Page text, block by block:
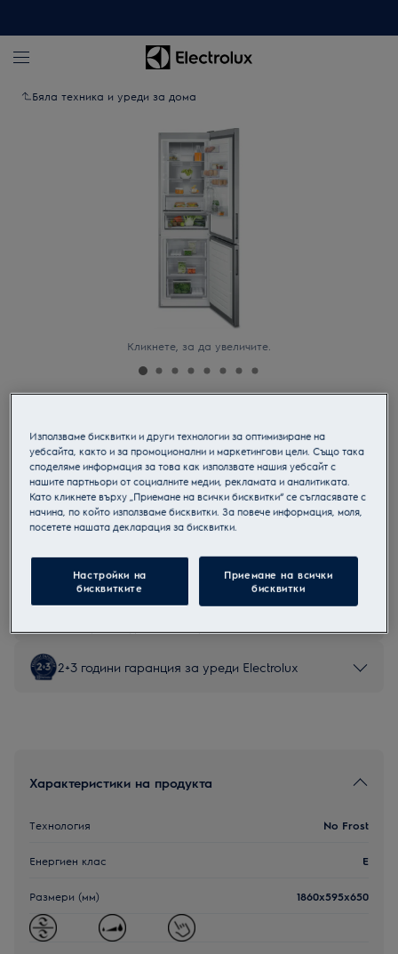
Бяла техника и уреди за дома
Кликнете, за да увеличите.
Комбиниран хладилник с фризер
Продуктов информационен лист
Инструкциите за безопасност и предупрежденията за
безопасност съгласно регламент на ЕС 2023/988 са
изброени в глава 1 и 2 на ръководството за потребителя.
2+3 години гаранция за уреди Electrolux
Характеристики на продукта
Технология No Frost
Енергиен клас E
Размери (мм) 1860x595x650
Използваме бисквитки и други технологии за оптимизиране на
уебсайта, както и за промоционални и маркетингови цели. Също така
споделяме информация за това как използвате нашия уебсайт с
нашите партньори от социалните медии, рекламата и аналитиката.
Като кликнете върху „Приемане на всички бисквитки“ се съгласявате с
начина, по който използваме бисквитки. За повече информация, моля,
посетете нашата декларация за бисквитки.
Настройки на
бисквитките
Приемане на всички
бисквитки